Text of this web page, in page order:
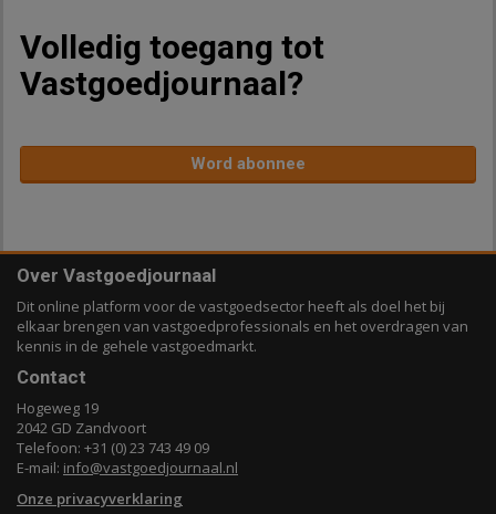
Volledig toegang tot
Vastgoedjournaal?
Word abonnee
Over Vastgoedjournaal
Dit online platform voor de vastgoedsector heeft als doel het bij
elkaar brengen van vastgoedprofessionals en het overdragen van
kennis in de gehele vastgoedmarkt.
Contact
Hogeweg 19
2042 GD Zandvoort
Telefoon: +31 (0) 23 743 49 09
E-mail: info@vastgoedjournaal.nl
Onze privacyverklaring